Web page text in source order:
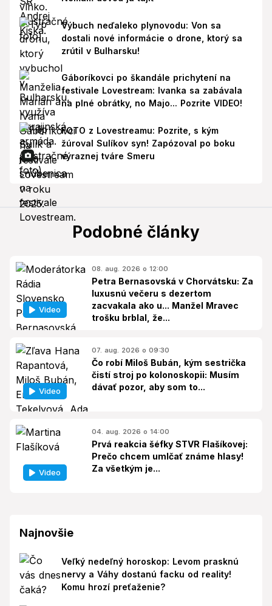
Výbuch neďaleko plynovodu: Von sa
dostali nové informácie o drone, ktorý sa
zrútil v Bulharsku!
Gáboríkovci po škandále prichytení na
festivale Lovestream: Ivanka sa zabávala
na plné obrátky, no Majo... Pozrite VIDEO!
FOTO z Lovestreamu: Pozrite, s kým
žúroval Sulíkov syn! Zapózoval po boku
výraznej tváre Smeru
Podobné články
Video
08. aug. 2026 o 12:00
Petra Bernasovská v Chorvátsku: Za
luxusnú večeru s dezertom
zacvakala ako u... Manžel Mravec
trošku brblal, že...
Video
07. aug. 2026 o 09:30
Čo robí Miloš Bubán, kým sestrička
čistí stroj po kolonoskopii: Musím
dávať pozor, aby som to...
Video
04. aug. 2026 o 14:00
Prvá reakcia šéfky STVR Flašíkovej:
Prečo chcem umlčať známe hlasy!
Za všetkým je...
Najnovšie
Veľký nedeľný horoskop: Levom prasknú
nervy a Váhy dostanú facku od reality!
Komu hrozí preťaženie?